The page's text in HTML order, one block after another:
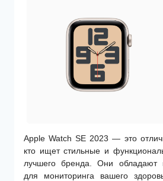
Apple Watch SE 2023 — это
кто ищет стильные и
лучшего бренда. Они обладают
для мониторинга вашего